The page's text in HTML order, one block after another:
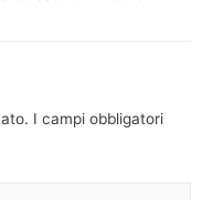
I campi obbligatori